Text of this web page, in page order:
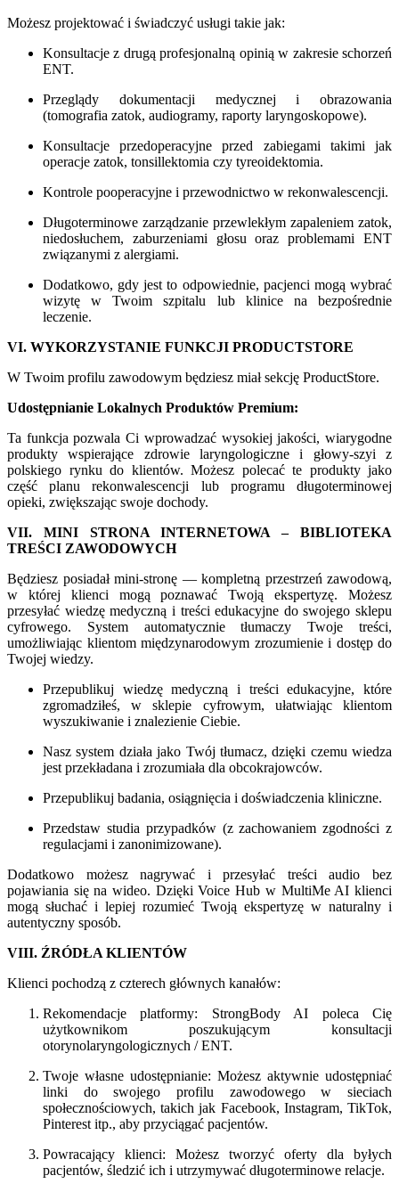
Możesz projektować i świadczyć usługi takie jak:
Konsultacje z drugą profesjonalną opinią w zakresie schorzeń
ENT.
Przeglądy dokumentacji medycznej i obrazowania
(tomografia zatok, audiogramy, raporty laryngoskopowe).
Konsultacje przedoperacyjne przed zabiegami takimi jak
operacje zatok, tonsillektomia czy tyreoidektomia.
Kontrole pooperacyjne i przewodnictwo w rekonwalescencji.
Długoterminowe zarządzanie przewlekłym zapaleniem zatok,
niedosłuchem, zaburzeniami głosu oraz problemami ENT
związanymi z alergiami.
Dodatkowo, gdy jest to odpowiednie, pacjenci mogą wybrać
wizytę w Twoim szpitalu lub klinice na bezpośrednie
leczenie.
VI. WYKORZYSTANIE FUNKCJI PRODUCTSTORE
W Twoim profilu zawodowym będziesz miał sekcję ProductStore.
Udostępnianie Lokalnych Produktów Premium:
Ta funkcja pozwala Ci wprowadzać wysokiej jakości, wiarygodne
produkty wspierające zdrowie laryngologiczne i głowy-szyi z
polskiego rynku do klientów. Możesz polecać te produkty jako
część planu rekonwalescencji lub programu długoterminowej
opieki, zwiększając swoje dochody.
VII. MINI STRONA INTERNETOWA – BIBLIOTEKA
TREŚCI ZAWODOWYCH
Będziesz posiadał mini-stronę — kompletną przestrzeń zawodową,
w której klienci mogą poznawać Twoją ekspertyzę. Możesz
przesyłać wiedzę medyczną i treści edukacyjne do swojego sklepu
cyfrowego. System automatycznie tłumaczy Twoje treści,
umożliwiając klientom międzynarodowym zrozumienie i dostęp do
Twojej wiedzy.
Przepublikuj wiedzę medyczną i treści edukacyjne, które
zgromadziłeś, w sklepie cyfrowym, ułatwiając klientom
wyszukiwanie i znalezienie Ciebie.
Nasz system działa jako Twój tłumacz, dzięki czemu wiedza
jest przekładana i zrozumiała dla obcokrajowców.
Przepublikuj badania, osiągnięcia i doświadczenia kliniczne.
Przedstaw studia przypadków (z zachowaniem zgodności z
regulacjami i zanonimizowane).
Dodatkowo możesz nagrywać i przesyłać treści audio bez
pojawiania się na wideo. Dzięki Voice Hub w MultiMe AI klienci
mogą słuchać i lepiej rozumieć Twoją ekspertyzę w naturalny i
autentyczny sposób.
VIII. ŹRÓDŁA KLIENTÓW
Klienci pochodzą z czterech głównych kanałów:
Rekomendacje platformy: StrongBody AI poleca Cię
użytkownikom poszukującym konsultacji
otorynolaryngologicznych / ENT.
Twoje własne udostępnianie: Możesz aktywnie udostępniać
linki do swojego profilu zawodowego w sieciach
społecznościowych, takich jak Facebook, Instagram, TikTok,
Pinterest itp., aby przyciągać pacjentów.
Powracający klienci: Możesz tworzyć oferty dla byłych
pacjentów, śledzić ich i utrzymywać długoterminowe relacje.